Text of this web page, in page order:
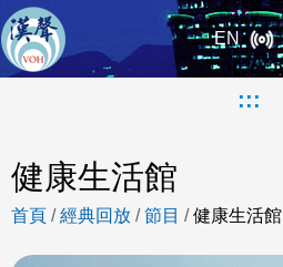
EN
:::
健康生活館
首頁 /經典回放 /節目 /健康生活館